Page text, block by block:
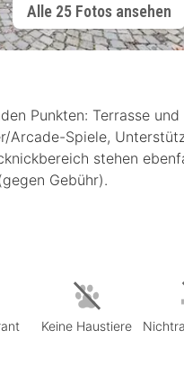
Alle 25 Fotos ansehen
Punkten: Terrasse
Arcade-Spiele,
stehen
Gebühr).
Keine Haustiere